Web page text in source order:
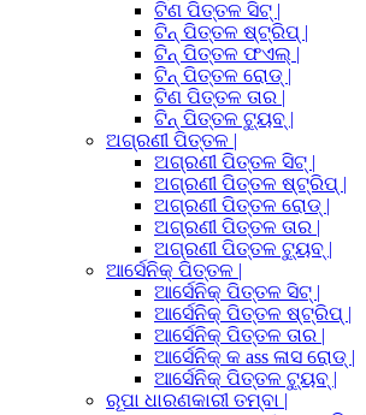
ଟିଣ ପିତ୍ତଳ ସିଟ୍ |
ଟିନ୍ ପିତ୍ତଳ ଷ୍ଟ୍ରିପ୍ |
ଟିନ୍ ପିତ୍ତଳ ଫଏଲ୍ |
ଟିନ୍ ପିତ୍ତଳ ରୋଡ୍ |
ଟିଣ ପିତ୍ତଳ ତାର |
ଟିନ୍ ପିତ୍ତଳ ଟ୍ୟୁବ୍ |
ଅଗ୍ରଣୀ ପିତ୍ତଳ |
ଅଗ୍ରଣୀ ପିତ୍ତଳ ସିଟ୍ |
ଅଗ୍ରଣୀ ପିତ୍ତଳ ଷ୍ଟ୍ରିପ୍ |
ଅଗ୍ରଣୀ ପିତ୍ତଳ ରୋଡ୍ |
ଅଗ୍ରଣୀ ପିତ୍ତଳ ତାର |
ଅଗ୍ରଣୀ ପିତ୍ତଳ ଟ୍ୟୁବ୍ |
ଆର୍ସେନିକ୍ ପିତ୍ତଳ |
ଆର୍ସେନିକ୍ ପିତ୍ତଳ ସିଟ୍ |
ଆର୍ସେନିକ୍ ପିତ୍ତଳ ଷ୍ଟ୍ରିପ୍ |
ଆର୍ସେନିକ୍ ପିତ୍ତଳ ତାର |
ଆର୍ସେନିକ୍ କ ass ଳାସ ରୋଡ୍ |
ଆର୍ସେନିକ୍ ପିତ୍ତଳ ଟ୍ୟୁବ୍ |
ରୂପା ଧାରଣକାରୀ ତମ୍ବା |